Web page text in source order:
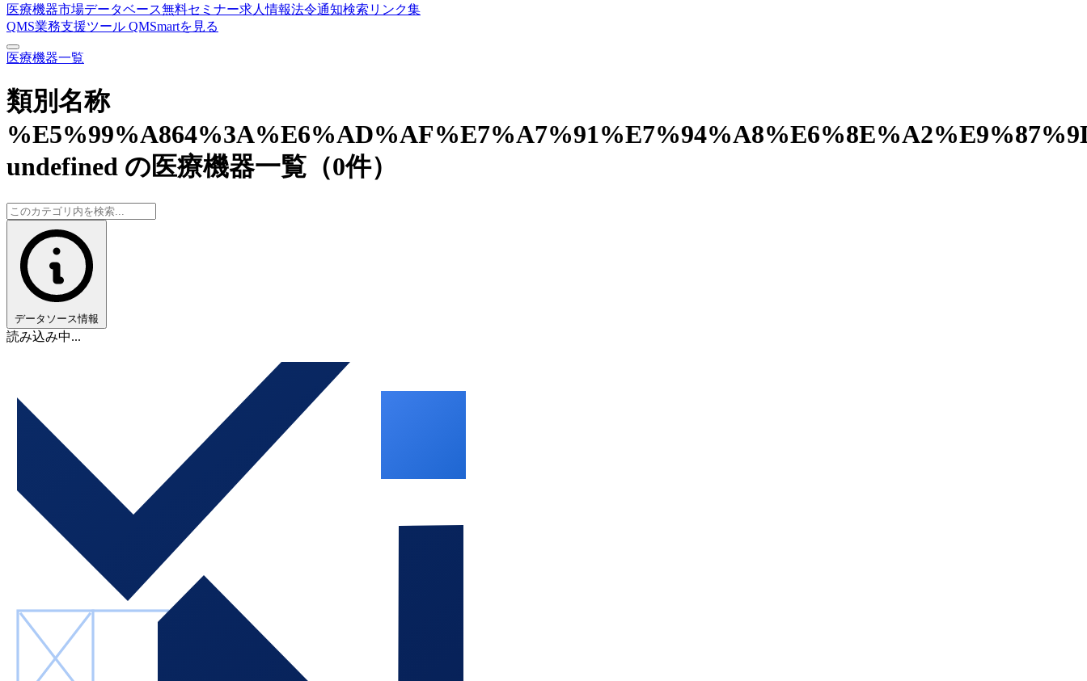
医療機器市場データベース無料セミナー求人情報法令通知検索 リンク集
QMS業務支援ツール QMSmartを見る
医療機器一覧
類別名称
undefined の医療機器一覧 （0件）
データソース情報
読み込み中...